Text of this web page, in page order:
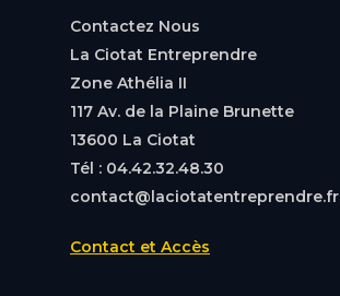
Contactez Nous
La Ciotat Entreprendre
Zone Athélia II
117 Av. de la Plaine Brunette
13600 La Ciotat
Tél : 04.42.32.48.30
contact@laciotatentreprendre.fr
Contact et Accès